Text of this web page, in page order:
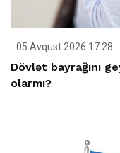
05 Avqust 2026 17:28
Dövlət bayrağını
olarmı?